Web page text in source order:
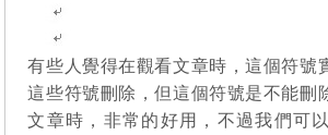
有些人覺得在觀看文章時，這個符號
這些符號刪除，但這個符號是不能刪
文章時，非常的好用，不過我們可